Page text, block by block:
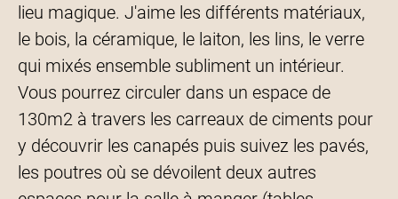
lieu magique. J'aime les différents matériaux,
le bois, la céramique, le laiton, les lins, le verre
qui mixés ensemble subliment un intérieur.
Vous pourrez circuler dans un espace de
130m2 à travers les carreaux de ciments pour
y découvrir les canapés puis suivez les pavés,
les poutres où se dévoilent deux autres